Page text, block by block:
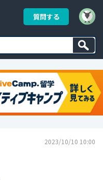
質問する
2023/10/10 10:00